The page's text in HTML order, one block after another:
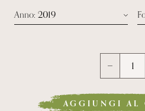
Anno: 2019
AGGIUNGI AL